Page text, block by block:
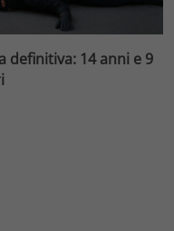
definitiva: 14 anni e 9